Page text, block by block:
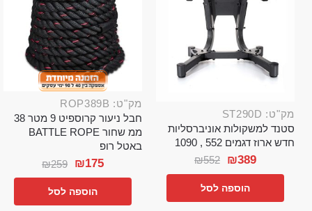
מק"ט: ST290D
סטנד למשקולות אוניברסליות
חדש ארוז דגמים 552 , 1090
₪552 ₪389
הוספה לסל
מק"ט: ROP389B
חבל ניעור קרוספיט 9 מטר 38
ממ שחור BATTLE ROPE
באטל רופ
₪259 ₪175
הוספה לסל